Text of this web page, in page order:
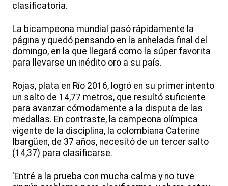
clasificatoria.
La bicampeona mundial pasó rápidamente la
página y quedó pensando en la anhelada final del
domingo, en la que llegará como la súper favorita
para llevarse un inédito oro a su país.
Rojas, plata en Río 2016, logró en su primer intento
un salto de 14,77 metros, que resultó suficiente
para avanzar cómodamente a la disputa de las
medallas. En contraste, la campeona olímpica
vigente de la disciplina, la colombiana Caterine
Ibargüen, de 37 años, necesitó de un tercer salto
(14,37) para clasificarse.
'Entré a la prueba con mucha calma y no tuve